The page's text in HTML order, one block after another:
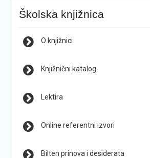
Školska knjižnica
O knjižnici
Knjižnični katalog
Lektira
Online referentni izvori
Bilten prinova i desiderata